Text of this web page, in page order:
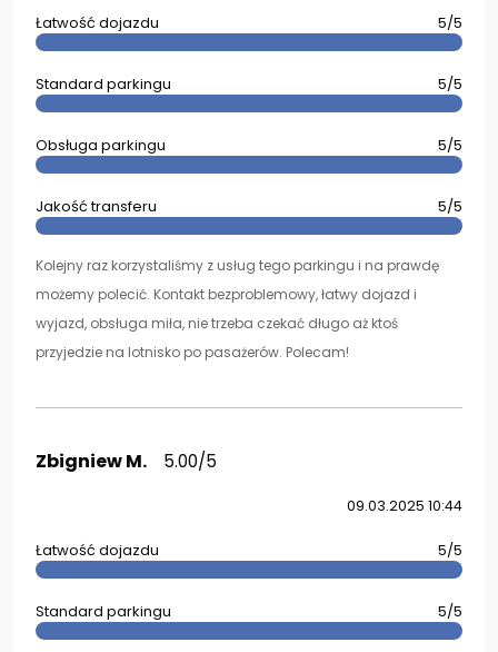
Łatwość dojazdu 5/5
Standard parkingu 5/5
Obsługa parkingu 5/5
Jakość transferu 5/5
Kolejny raz korzystaliśmy z usług tego parkingu i na prawdę
możemy polecić. Kontakt bezproblemowy, łatwy dojazd i
wyjazd, obsługa miła, nie trzeba czekać długo aż ktoś
przyjedzie na lotnisko po pasażerów. Polecam!
Zbigniew M. 5.00/5
09.03.2025 10:44
Łatwość dojazdu 5/5
Standard parkingu 5/5